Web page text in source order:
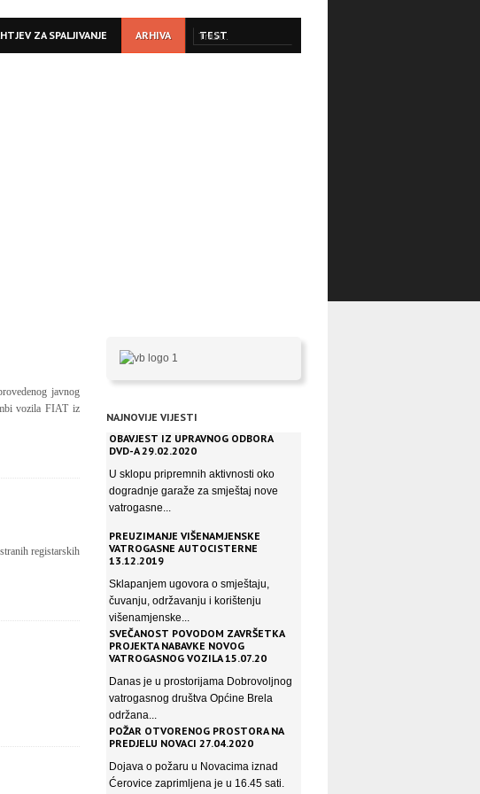
ZA SPALJIVANJE ARHIVA TEST
javnog
vozila FIAT iz
registarskih
NAJNOVIJE VIJESTI
OBAVJEST IZ UPRAVNOG ODBORA
DVD-A 29.02.2020
U sklopu pripremnih aktivnosti oko
dogradnje garaže za smještaj nove
vatrogasne...
PREUZIMANJE VIŠENAMJENSKE
VATROGASNE AUTOCISTERNE
13.12.2019
Sklapanjem ugovora o smještaju,
čuvanju, održavanju i korištenju
višenamjenske...
SVEČANOST POVODOM ZAVRŠETKA
PROJEKTA NABAVKE NOVOG
VATROGASNOG VOZILA 15.07.20
Danas je u prostorijama Dobrovoljnog
vatrogasnog društva Općine Brela
održana...
POŽAR OTVORENOG PROSTORA NA
PREDJELU NOVACI 27.04.2020
Dojava o požaru u Novacima iznad
Ćerovice zaprimljena je u 16.45 sati.